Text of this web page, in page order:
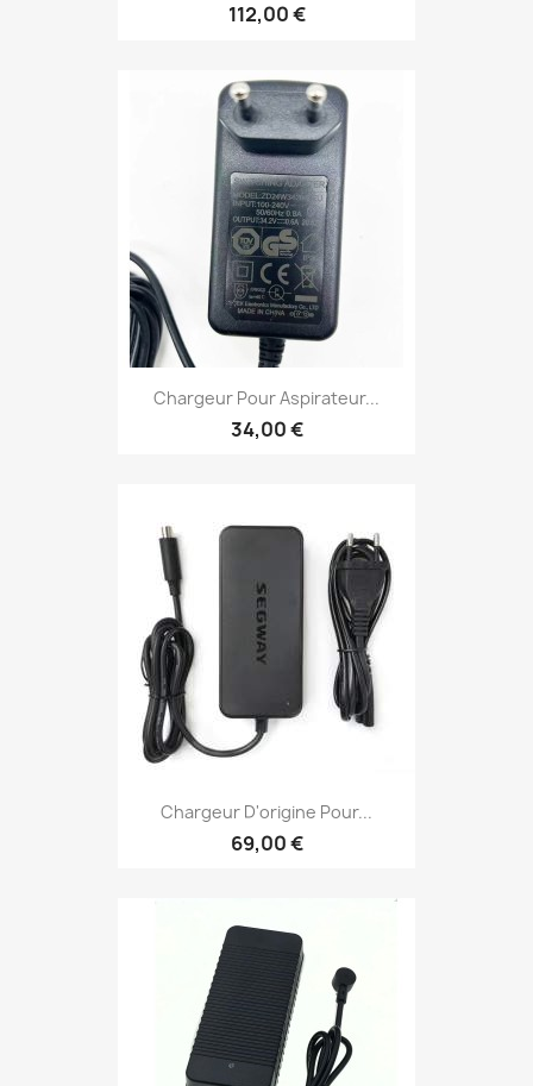
112,00 €
Chargeur Pour Aspirateur...
34,00 €
Chargeur D'origine Pour...
69,00 €